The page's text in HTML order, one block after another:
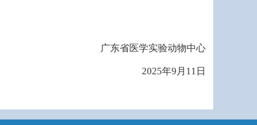
广东省医学实验动物中心
2025年9月11日